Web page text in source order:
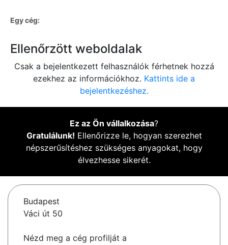
Egy cég:
Ellenőrzött weboldalak
Csak a bejelentkezett felhasználók férhetnek hozzá
ezekhez az információkhoz. Kattints ide a
bejelentkezéshez.
Ez az Ön vállalkozása?
Gratulálunk! Ellenőrizze le, hogyan szerezhet
népszerűsítéshez szükséges anyagokat, hogy
élvezhesse sikerét.
Budapest
Váci út 50
Nézd meg a cég profilját a